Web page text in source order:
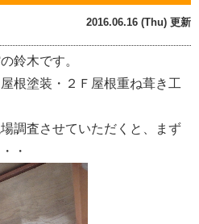
2016.06.16 (Thu) 更新
鈴木です。
根塗装・２Ｆ屋根重ね葺き工
調査させていただくと、まず
・